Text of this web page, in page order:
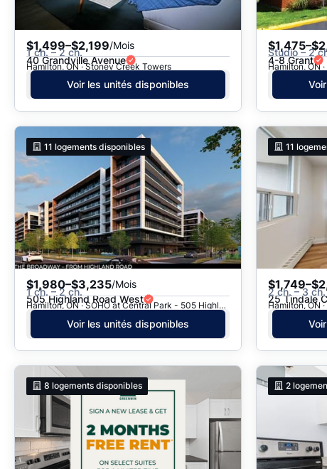
$1,499–$2,199/Mois
1 ch. – 2 ch.
40 Grandville Avenue
Hamilton, ON · Stoney Creek Towers
Voir les unités disponibles
Studio – 2
4-8 Grant
Hamilton, ON
11 logements disponibles
$1,980–$3,235/Mois
1 ch. – 2 ch.
505 Highland Road West
Hamilton, ON · SOHO at Central Park - 505 Highland Road
Voir les unités disponibles
11
2 ch. – 3 ch.
25 Tindale
Hamilton, ON
8 logements disponibles 2